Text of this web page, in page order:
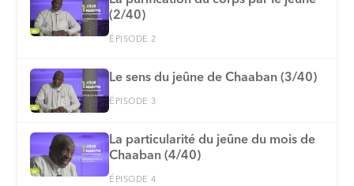
(2/40)
ÉPISODE 2
Le sens du jeûne de Chaaban (3/40)
ÉPISODE 3
La particularité du jeûne du mois de
Chaaban (4/40)
ÉPISODE 4